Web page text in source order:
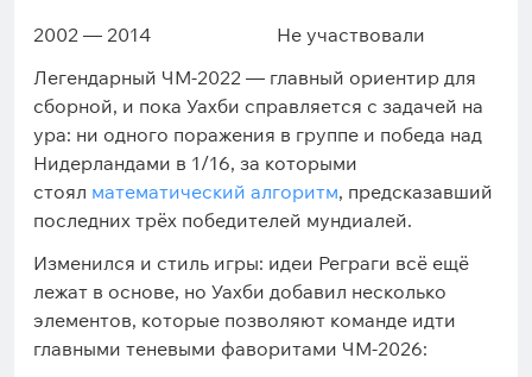
2002 — 2014
Не участвовали
Легендарный ЧМ-2022 — главный ориентир для
сборной, и пока Уахби справляется с задачей на
ура: ни одного поражения в группе и победа над
Нидерландами в 1/16, за которыми
стоял математический алгоритм, предсказавший
последних трёх победителей мундиалей.
Изменился и стиль игры: идеи Реграги всё ещё
лежат в основе, но Уахби добавил несколько
элементов, которые позволяют команде идти
главными теневыми фаворитами ЧМ-2026: